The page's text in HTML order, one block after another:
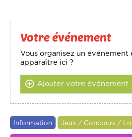
Votre événement
Vous organisez un événement
apparaître ici ?
Ajouter votre événement
Information Jeux / Concours /